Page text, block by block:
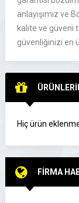
anlayışımız ve
kalite ve güveni
güvenliğinizi en
Hiç ürün
FİRMA